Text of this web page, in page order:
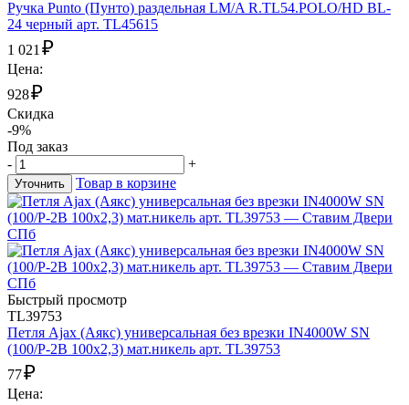
Ручка Punto (Пунто) раздельная LM/A R.TL54.POLO/HD BL-
24 черный арт. TL45615
1 021₽
Цена:
928₽
Скидка
-9%
Под заказ
-
+
Уточнить Товар в корзине
Быстрый просмотр
TL39753
Петля Ajax (Аякс) универсальная без врезки IN4000W SN
(100/P-2B 100x2,3) мат.никель арт. TL39753
77₽
Цена: